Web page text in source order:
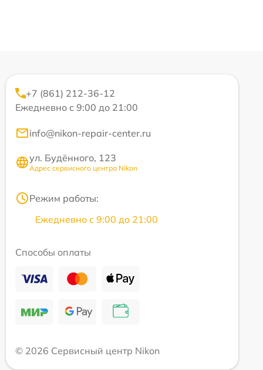
+7 (861) 212-36-12
Ежедневно с 9:00 до 21:00
info@nikon-repair-center.ru
ул. Будённого, 123
Адрес сервисного центра Nikon
Режим работы:
Ежедневно с 9:00 до 21:00
Способы оплаты
© 2026 Сервисный центр Nikon